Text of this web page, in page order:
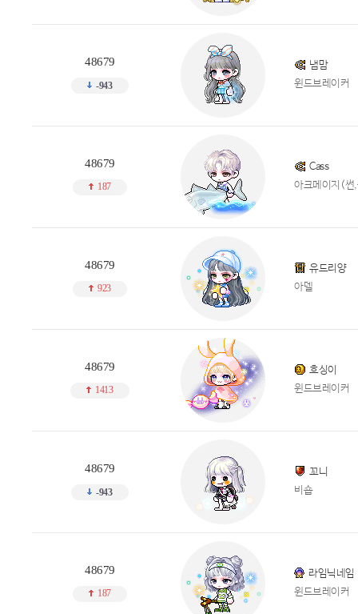
48679
-943
냄맘
윈드브레이커
48679
187
Cass
아크메이지(썬
48679
923
유드리양
아델
48679
1413
흐싱이
윈드브레이커
48679
-943
꼬니
비숍
48679
187
라임닉네임
윈드브레이커